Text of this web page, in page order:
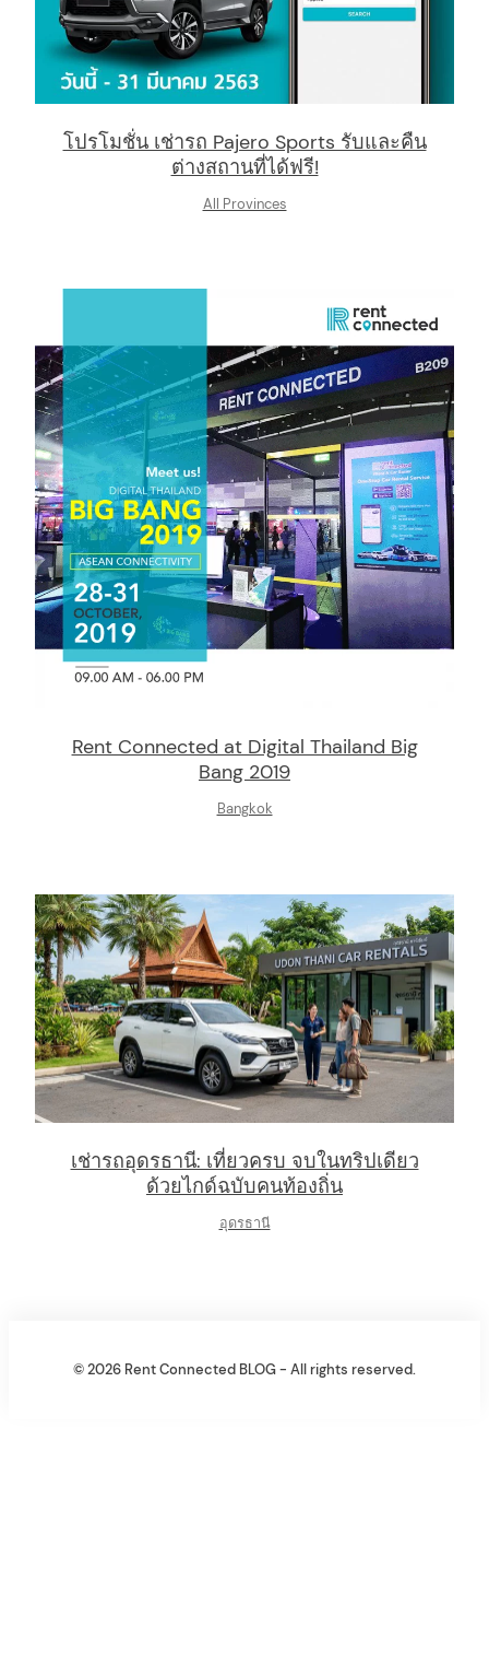
โปรโมชั่น เช่ารถ Pajero Sports รับและคืน
ต่างสถานที่ได้ฟรี!
All Provinces
Rent Connected at Digital Thailand Big
Bang 2019
Bangkok
เช่ารถอุดรธานี: เที่ยวครบ จบในทริปเดียว
ด้วยไกด์ฉบับคนท้องถิ่น
อุดรธานี
© 2026 Rent Connected BLOG - All rights reserved.